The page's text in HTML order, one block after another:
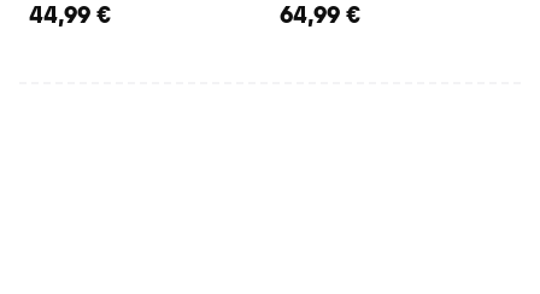
44,99 € 64,99 €